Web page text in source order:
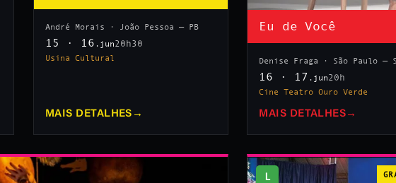
André Morais · João Pessoa — PB
15 · 16 .jun20h30
Usina Cultural
MAIS DETALHES →
Eu de Você
Denise Fraga · São Paulo —
16 · 17 .jun20h
Cine Teatro Ouro Verde
MAIS DETALHES →
L